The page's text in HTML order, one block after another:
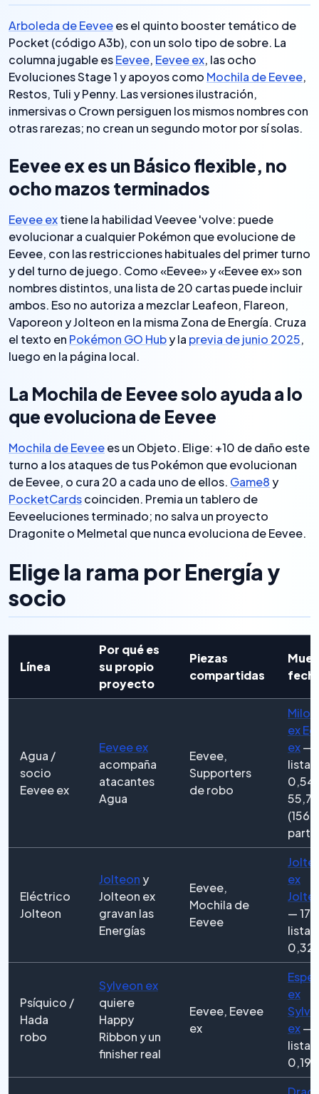
Arboleda de Eeveees el quinto booster temático de
Pocket (código A3b), con un solo tipo de sobre. La
columna jugable esEevee, Eevee ex, las ocho
Evoluciones Stage 1 y apoyos como Mochila de Eevee,
Restos, Tuli y Penny. Las versiones ilustración,
inmersivas o Crown persiguen los mismos nombres con
otras rarezas; no crean un segundo motor por sí solas.
Eevee ex es un Básico flexible, no
ocho mazos terminados
Eevee extiene la habilidad Veevee 'volve: puede
evolucionar a cualquier Pokémon que evolucione de
Eevee, con las restricciones habituales del primer turno
y del turno de juego. Como «Eevee» y «Eevee ex» son
nombres distintos, una lista de 20 cartas puede incluir
ambos. Eso no autoriza a mezclar Leafeon, Flareon,
Vaporeon y Jolteon en la misma Zona de Energía. Cruza
el texto en Pokémon GO Huby la previa de junio 2025,
luego en la página local.
La Mochila de Eevee solo ayuda a lo
que evoluciona de Eevee
Mochila de Eeveees un Objeto. Elige: +10 de daño este
turno a los ataques de tus Pokémon que evolucionan
de Eevee, o cura 20 a cada uno de ellos. Game8y
PocketCardscoinciden. Premia un tablero de
Eeveeluciones terminado; no salva un proyecto
Dragonite o Melmetal que nunca evoluciona de Eevee.
Elige la rama por Energía y
socio
Línea
Por qué es
su propio
proyecto
Piezas
compartidas
Agua /
socio
Eevee ex
Eevee ex
acompaña
atacantes
Agua
Eevee,
Supporters
de robo
ex
ex—
listas,
0,54
(156
Eléctrico
Jolteon
Jolteony
Jolteon ex
gravan las
Energías
Eevee,
Mochila de
Eevee
ex
— 17
listas,
0,32
Psíquico /
Hada
robo
Sylveon ex
quiere
Happy
Ribbon y un
finisher real
Eevee, Eevee
ex
ex
ex—
listas,
0,19